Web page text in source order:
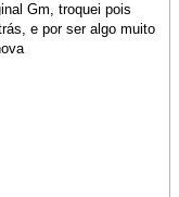
Gm, troquei pois
e por ser algo muito